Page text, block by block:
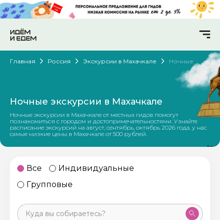
Главная Россия Экскурсии в Махачкале Ночные
Ночные экскурсии в Махачкале
Ночные экскурсии в Махачкале от местных гидов помогут
познакомиться с городом и достопримечательностями. Узнайте
расписание экскурсий на август, сентябрь, октябрь 2026 года, у нас
самые низкие цены в Махачкале от 500 рублей.
Все
Индивидуальные
Групповые